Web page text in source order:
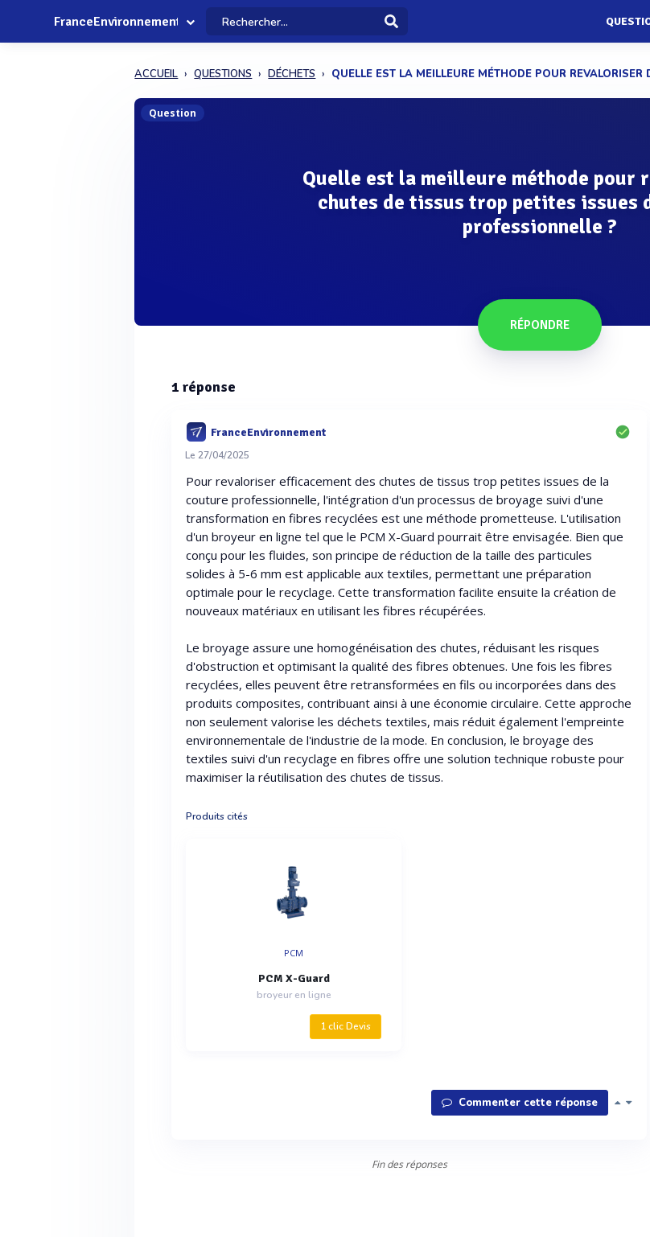
FranceEnvironnement
ACCUEIL QUESTIONS DÉCHETS QUELLE EST LA MEILLEURE MÉTHODE POUR REVALORISER
Question
Quelle est la meilleure méthode pour
chutes de tissus trop petites issues
professionnelle ?
RÉPONDRE
1 réponse
FranceEnvironnement
Le 27/04/2025
Pour revaloriser efficacement des chutes de tissus trop petites issues de la
couture professionnelle, l'intégration d'un processus de broyage suivi d'une
transformation en fibres recyclées est une méthode prometteuse. L'utilisation
d'un broyeur en ligne tel que le PCM X-Guard pourrait être envisagée. Bien que
conçu pour les fluides, son principe de réduction de la taille des particules
solides à 5-6 mm est applicable aux textiles, permettant une préparation
optimale pour le recyclage. Cette transformation facilite ensuite la création de
nouveaux matériaux en utilisant les fibres récupérées.
Le broyage assure une homogénéisation des chutes, réduisant les risques
d'obstruction et optimisant la qualité des fibres obtenues. Une fois les fibres
recyclées, elles peuvent être retransformées en fils ou incorporées dans des
produits composites, contribuant ainsi à une économie circulaire. Cette approche
non seulement valorise les déchets textiles, mais réduit également l'empreinte
environnementale de l'industrie de la mode. En conclusion, le broyage des
textiles suivi d'un recyclage en fibres offre une solution technique robuste pour
maximiser la réutilisation des chutes de tissus.
Produits cités
PCM
PCM X-Guard
broyeur en ligne
1 clic Devis
Commenter cette réponse
Fin des réponses